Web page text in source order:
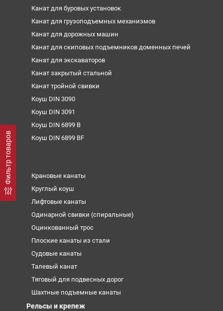
Фильтр товаров
Канат для буровых установок
Канат для грузоподъемных механизмов
Канат для дорожных машин
Канат для скиповых подъемников доменных печей
Канат для экскаваторов
Канат закрытый стальной
Канат тройной свивки
Коуш DIN 3090
Коуш DIN 3091
Коуш DIN 6899 B
Коуш DIN 6899 BF
Крановые канаты
Круглый коуш
Лифтовые канаты
Одинарной свивки (спиральные)
Оцинкованный трос
Плоские канаты из стали
Судовые канаты
Талевый канат
Тяговый для подвесных дорог
Шахтные подъемные канаты
Рельсы и крепеж